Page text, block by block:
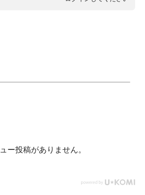
ー投稿がありません。